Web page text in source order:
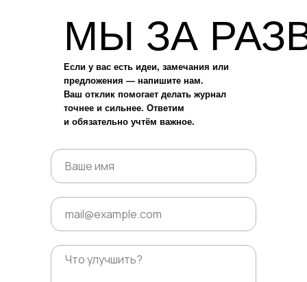
Если у вас есть идеи, замечания или
предложения — напишите нам.
Ваш отклик помогает делать журнал
точнее и сильнее. Ответим
и обязательно учтём важное.
МЫ ЗА